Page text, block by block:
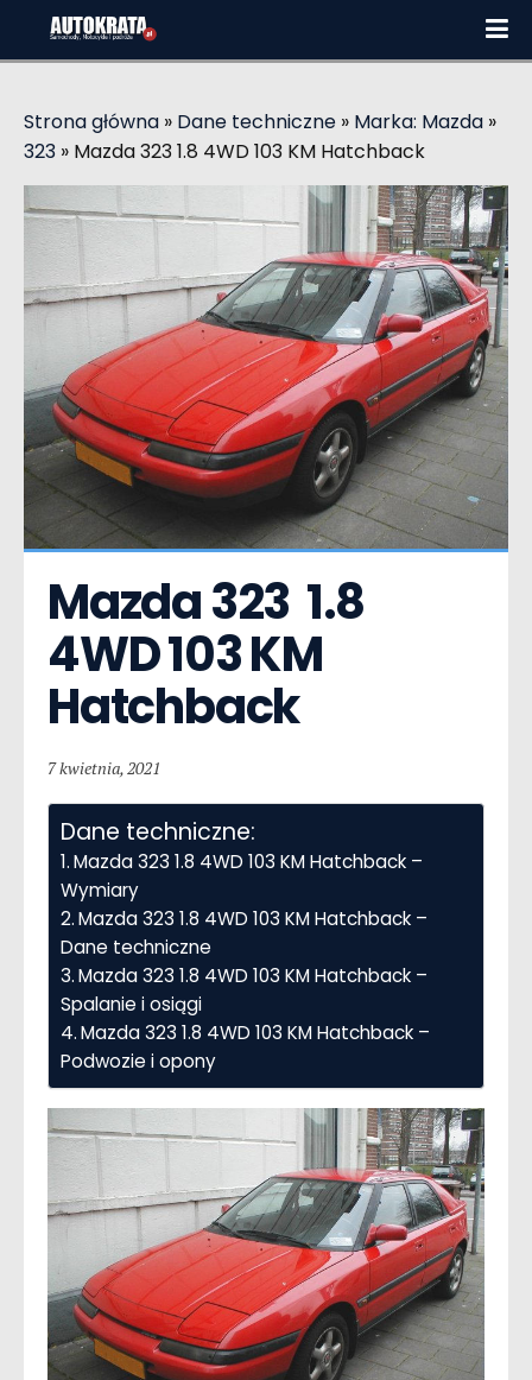
Strona główna » Dane techniczne » Marka: Mazda »
323 » Mazda 323 1.8 4WD 103 KM Hatchback
Mazda 323  1.8
4WD 103 KM
Hatchback
7 kwietnia, 2021
Dane techniczne:
Mazda 323 1.8 4WD 103 KM Hatchback –
Wymiary
Mazda 323 1.8 4WD 103 KM Hatchback –
Dane techniczne
Mazda 323 1.8 4WD 103 KM Hatchback –
Spalanie i osiągi
Mazda 323 1.8 4WD 103 KM Hatchback –
Podwozie i opony